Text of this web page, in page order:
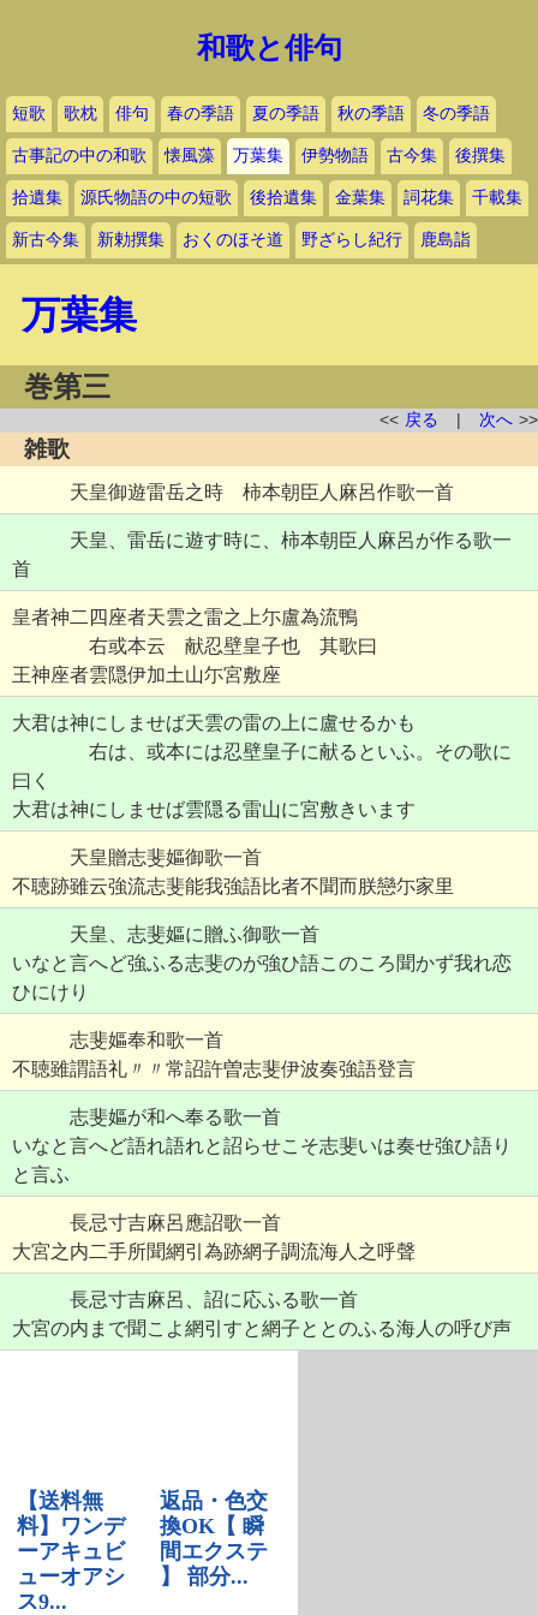
和歌と俳句
短歌 歌枕 俳句 春の季語 夏の季語 秋の季語 冬の季語
古事記の中の和歌 懐風藻 万葉集 伊勢物語 古今集 後撰集
拾遺集 源氏物語の中の短歌 後拾遺集 金葉集 詞花集 千載集
新古今集 新勅撰集 おくのほそ道 野ざらし紀行 鹿島詣
万葉集
巻第三
<< 戻る 次へ >>
雑歌
天皇御遊雷岳之時 柿本朝臣人麻呂作歌一首
天皇、雷岳に遊す時に、柿本朝臣人麻呂が作る歌一
首
皇者神二四座者天雲之雷之上尓盧為流鴨
右或本云 献忍壁皇子也 其歌曰
王神座者雲隠伊加土山尓宮敷座
大君は神にしませば天雲の雷の上に盧せるかも
右は、或本には忍壁皇子に献るといふ。その歌に
曰く
大君は神にしませば雲隠る雷山に宮敷きいます
天皇贈志斐嫗御歌一首
不聴跡雖云強流志斐能我強語比者不聞而朕戀尓家里
天皇、志斐嫗に贈ふ御歌一首
いなと言へど強ふる志斐のが強ひ語このころ聞かず我れ恋
ひにけり
志斐嫗奉和歌一首
不聴雖謂語礼〃〃常詔許曽志斐伊波奏強語登言
志斐嫗が和へ奉る歌一首
いなと言へど語れ語れと詔らせこそ志斐いは奏せ強ひ語り
と言ふ
長忌寸吉麻呂應詔歌一首
大宮之内二手所聞網引為跡網子調流海人之呼聲
長忌寸吉麻呂、詔に応ふる歌一首
大宮の内まで聞こよ網引すと網子ととのふる海人の呼び声